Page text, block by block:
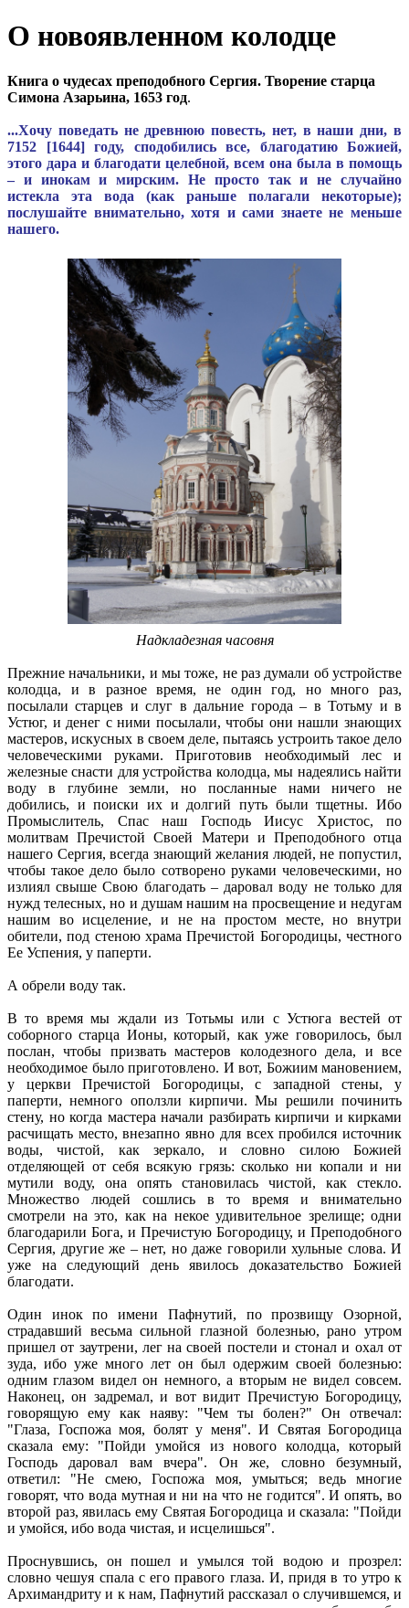
О новоявленном колодце
Книга о чудесах преподобного Сергия. Творение старца
Симона Азарьина, 1653 год.
...Хочу поведать не древнюю повесть, нет, в наши дни, в
7152 [1644] году, сподобились все, благодатию Божией,
этого дара и благодати целебной, всем она была в помощь
– и инокам и мирским. Не просто так и не случайно
истекла эта вода (как раньше полагали некоторые);
послушайте внимательно, хотя и сами знаете не меньше
нашего.
Надкладезная часовня
Прежние начальники, и мы тоже, не раз думали об устройстве
колодца, и в разное время, не один год, но много раз,
посылали старцев и слуг в дальние города – в Тотьму и в
Устюг, и денег с ними посылали, чтобы они нашли знающих
мастеров, искусных в своем деле, пытаясь устроить такое дело
человеческими руками. Приготовив необходимый лес и
железные снасти для устройства колодца, мы надеялись найти
воду в глубине земли, но посланные нами ничего не
добились, и поиски их и долгий путь были тщетны. Ибо
Промыслитель, Спас наш Господь Иисус Христос, по
молитвам Пречистой Своей Матери и Преподобного отца
нашего Сергия, всегда знающий желания людей, не попустил,
чтобы такое дело было сотворено руками человеческими, но
излиял свыше Свою благодать – даровал воду не только для
нужд телесных, но и душам нашим на просвещение и недугам
нашим во исцеление, и не на простом месте, но внутри
обители, под стеною храма Пречистой Богородицы, честного
Ее Успения, у паперти.
А обрели воду так.
В то время мы ждали из Тотьмы или с Устюга вестей от
соборного старца Ионы, который, как уже говорилось, был
послан, чтобы призвать мастеров колодезного дела, и все
необходимое было приготовлено. И вот, Божиим мановением,
у церкви Пречистой Богородицы, с западной стены, у
паперти, немного оползли кирпичи. Мы решили починить
стену, но когда мастера начали разбирать кирпичи и кирками
расчищать место, внезапно явно для всех пробился источник
воды, чистой, как зеркало, и словно силою Божией
отделяющей от себя всякую грязь: сколько ни копали и ни
мутили воду, она опять становилась чистой, как стекло.
Множество людей сошлись в то время и внимательно
смотрели на это, как на некое удивительное зрелище; одни
благодарили Бога, и Пречистую Богородицу, и Преподобного
Сергия, другие же – нет, но даже говорили хульные слова. И
уже на следующий день явилось доказательство Божией
благодати.
Один инок по имени Пафнутий, по прозвищу Озорной,
страдавший весьма сильной глазной болезнью, рано утром
пришел от заутрени, лег на своей постели и стонал и охал от
зуда, ибо уже много лет он был одержим своей болезнью:
одним глазом видел он немного, а вторым не видел совсем.
Наконец, он задремал, и вот видит Пречистую Богородицу,
говорящую ему как наяву: "Чем ты болен?" Он отвечал:
"Глаза, Госпожа моя, болят у меня". И Святая Богородица
сказала ему: "Пойди умойся из нового колодца, который
Господь даровал вам вчера". Он же, словно безумный,
ответил: "Не смею, Госпожа моя, умыться; ведь многие
говорят, что вода мутная и ни на что не годится". И опять, во
второй раз, явилась ему Святая Богородица и сказала: "Пойди
и умойся, ибо вода чистая, и исцелишься".
Проснувшись, он пошел и умылся той водою и прозрел:
словно чешуя спала с его правого глаза. И, придя в то утро к
Архимандриту и к нам, Пафнутий рассказал о случившемся, и